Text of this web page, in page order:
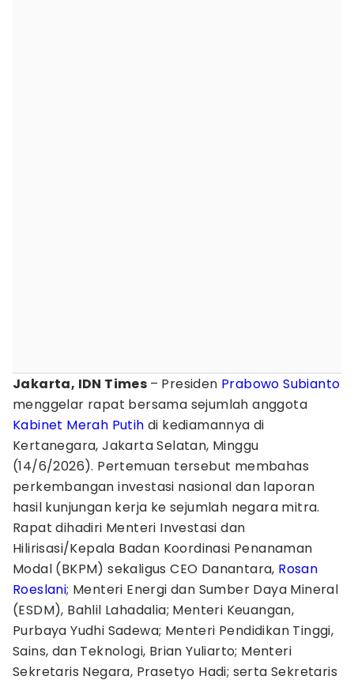
Jakarta, IDN Times – Presiden Prabowo Subianto
menggelar rapat bersama sejumlah anggota
Kabinet Merah Putih di kediamannya di
Kertanegara, Jakarta Selatan, Minggu
(14/6/2026). Pertemuan tersebut membahas
perkembangan investasi nasional dan laporan
hasil kunjungan kerja ke sejumlah negara mitra.
Rapat dihadiri Menteri Investasi dan
Hilirisasi/Kepala Badan Koordinasi Penanaman
Modal (BKPM) sekaligus CEO Danantara, Rosan
Roeslani; Menteri Energi dan Sumber Daya Mineral
(ESDM), Bahlil Lahadalia; Menteri Keuangan,
Purbaya Yudhi Sadewa; Menteri Pendidikan Tinggi,
Sains, dan Teknologi, Brian Yuliarto; Menteri
Sekretaris Negara, Prasetyo Hadi; serta Sekretaris